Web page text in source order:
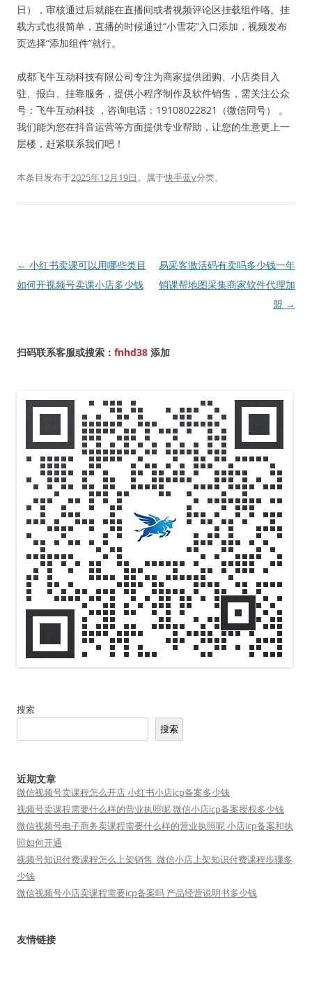
日），审核通过后就能在直播间或者视频评论区挂载组件咯。挂
载方式也很简单，直播的时候通过“小雪花”入口添加，视频发布
页选择“添加组件”就行。
成都飞牛互动科技有限公司专注为商家提供团购、小店类目入
驻、报白、挂靠服务，提供小程序制作及软件销售，需关注公众
号：飞牛互动科技 ，咨询电话：19108022821（微信同号） 。
我们能为您在抖音运营等方面提供专业帮助，让您的生意更上一
层楼，赶紧联系我们吧！
本条目发布于2025年12月19日 。属于快手蓝v分类。
文
章
← 小红书卖课可以用哪些类目
如何开视频号卖课小店多少钱
易采客激活码有卖吗多少钱一年
销课帮地图采集商家软件代理加
盟 →
扫码联系客服或搜索： fnhd38 添加
搜索
搜索
近期文章
微信视频号卖课程怎么开店 小红书小店icp备案多少钱
视频号卖课程需要什么样的营业执照呢 微信小店icp备案授权多少钱
微信视频号电子商务卖课程需要什么样的营业执照呢 小店icp备案和执
照如何开通
视频号知识付费课程怎么上架销售_微信小店上架知识付费课程步骤多
少钱
微信视频号小店卖课程需要icp备案吗 产品经营说明书多少钱
友情链接